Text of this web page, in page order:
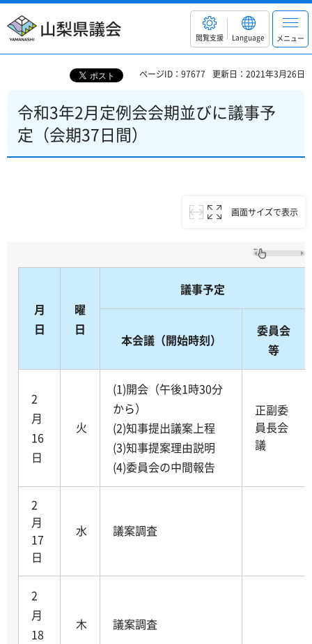
山梨県議会
閲覧支援 Language メニュー
ページID：97677 更新日：2021年3月26日
令和3年2月定例会会期並びに議事予
定（会期37日間）
画面サイズで表示
月
日
曜
日
議事予定
本会議（開始時刻）
委員会
等
2
月
16
日
火
(1)開会（午後1時30分
から）
(2)知事提出議案上程
(3)知事提案理由説明
(4)委員会の中間報告
正副委
員長会
議
2
月
17
日
水 議案調査
2
月
18
木 議案調査